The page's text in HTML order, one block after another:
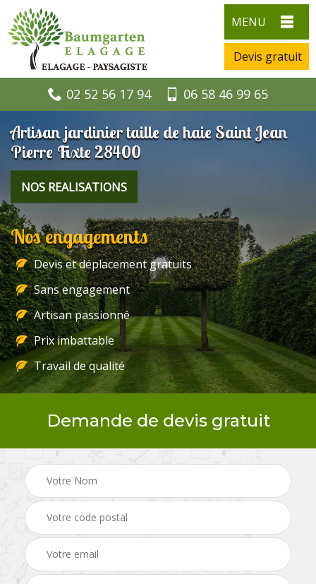
MENU
Devis gratuit
02 52 56 17 94 06 58 46 99 65
Artisan jardinier taille de haie Saint Jean
Pierre Fixte 28400
NOS REALISATIONS
Nos engagements
Devis et déplacement gratuits
Sans engagement
Artisan passionné
Prix imbattable
Travail de qualité
Demande de devis gratuit